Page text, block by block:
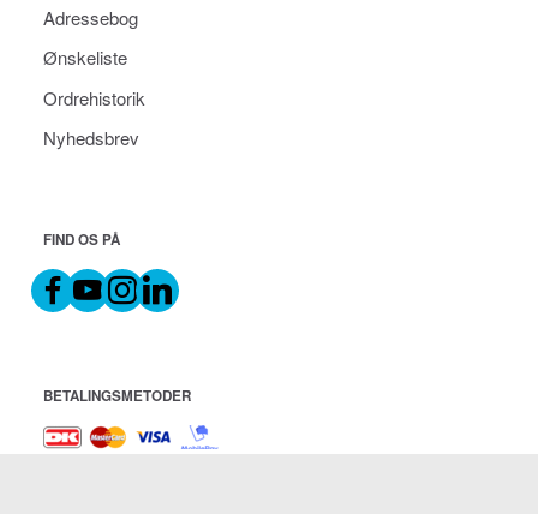
Adressebog
Ønskeliste
Ordrehistorik
Nyhedsbrev
FIND OS PÅ
BETALINGSMETODER